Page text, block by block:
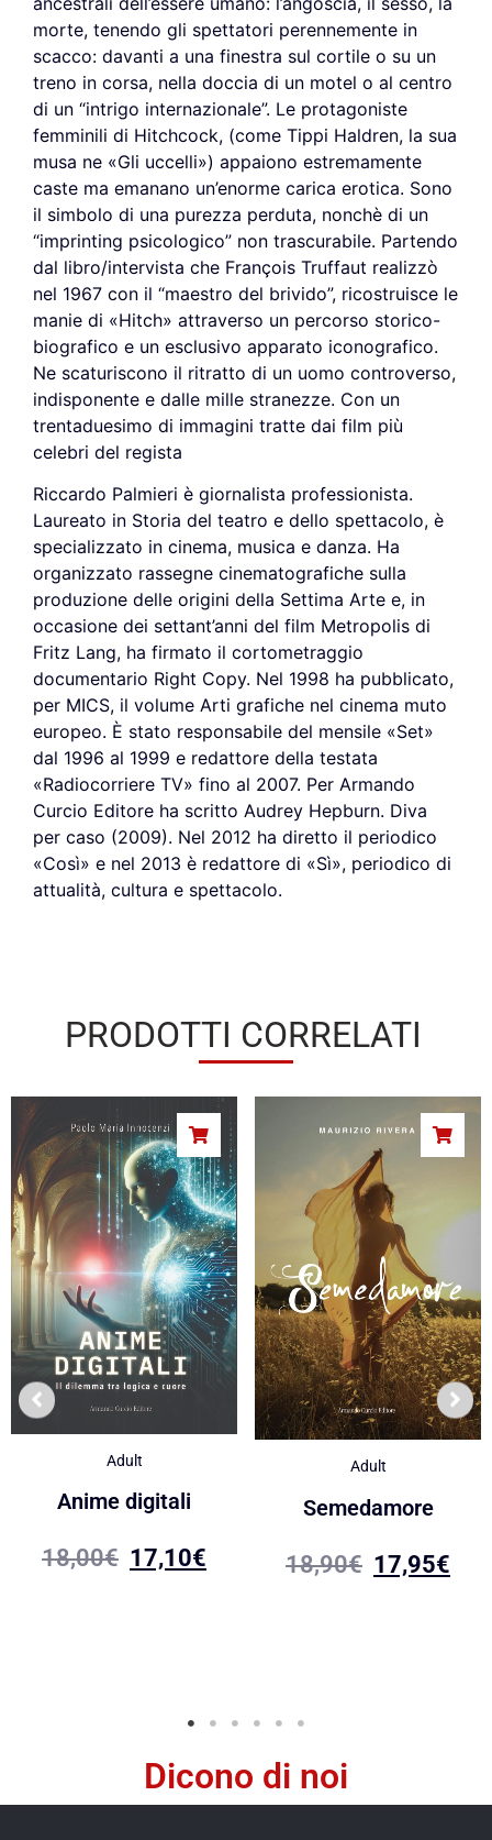
morte, tenendo gli spettatori perennemente in
scacco: davanti a una finestra sul cortile o su un
treno in corsa, nella doccia di un motel o al centro
di un “intrigo internazionale”. Le protagoniste
femminili di Hitchcock, (come Tippi Haldren, la sua
musa ne «Gli uccelli») appaiono estremamente
caste ma emanano un’enorme carica erotica. Sono
il simbolo di una purezza perduta, nonchè di un
“imprinting psicologico” non trascurabile. Partendo
dal libro/intervista che François Truffaut realizzò
nel 1967 con il “maestro del brivido”, ricostruisce le
manie di «Hitch» attraverso un percorso storico-
biografico e un esclusivo apparato iconografico.
Ne scaturiscono il ritratto di un uomo controverso,
indisponente e dalle mille stranezze. Con un
trentaduesimo di immagini tratte dai film più
celebri del regista
Riccardo Palmieri è giornalista professionista.
Laureato in Storia del teatro e dello spettacolo, è
specializzato in cinema, musica e danza. Ha
organizzato rassegne cinematografiche sulla
produzione delle origini della Settima Arte e, in
occasione dei settant’anni del film Metropolis di
Fritz Lang, ha firmato il cortometraggio
documentario Right Copy. Nel 1998 ha pubblicato,
per MICS, il volume Arti grafiche nel cinema muto
europeo. È stato responsabile del mensile «Set»
dal 1996 al 1999 e redattore della testata
«Radiocorriere TV» fino al 2007. Per Armando
Curcio Editore ha scritto Audrey Hepburn. Diva
per caso (2009). Nel 2012 ha diretto il periodico
«Così» e nel 2013 è redattore di «Sì», periodico di
attualità, cultura e spettacolo.
PRODOTTI CORRELATI
Adult
Anime digitali
18,00€ 17,10€
Adult
Semedamore
18,90€ 17,95€
Dicono di noi